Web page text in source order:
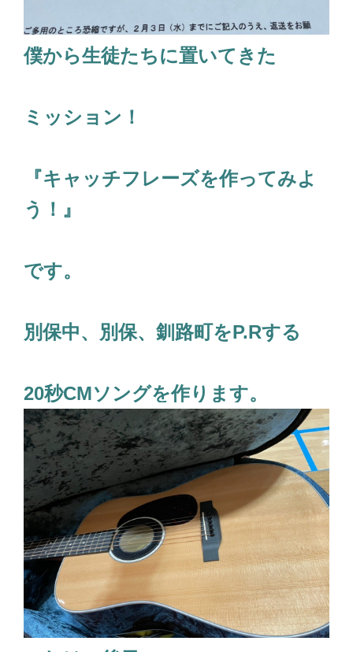
僕から生徒たちに置いてきた
ミッション！
『キャッチフレーズを作ってみよ
う！』
です。
別保中、別保、釧路町をP.Rする
20秒CMソングを作ります。